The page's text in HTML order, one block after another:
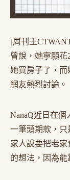
[周刊王
曾說，她寧願花
她買房子了，而
網友熱烈討論。
NanaQ近日在個
一筆頭期款，只
家人說要把老
的想法，因為能